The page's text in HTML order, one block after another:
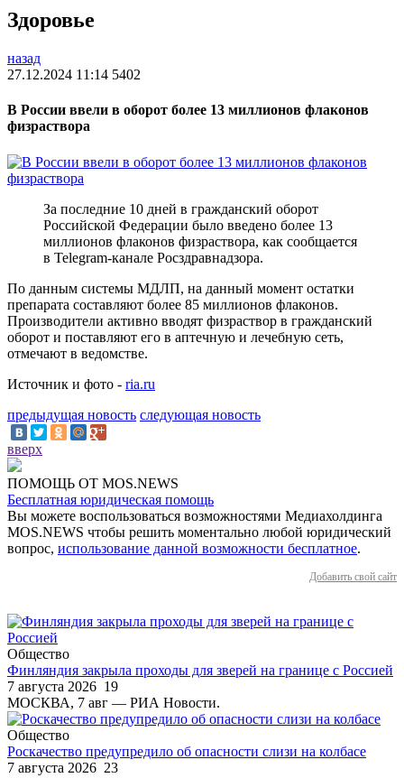
Здоровье
назад
27.12.2024 11:14 5402
В России ввели в оборот более 13 миллионов флаконов
физраствора
За последние 10 дней в гражданский оборот
Российской Федерации было введено более 13
миллионов флаконов физраствора, как сообщается
в Telegram-канале Росздравнадзора.
По данным системы МДЛП, на данный момент остатки
препарата составляют более 85 миллионов флаконов.
Производители активно вводят физраствор в гражданский
оборот и поставляют его в аптечную и лечебную сеть,
отмечают в ведомстве.
Источник и фото - ria.ru
предыдущая новость следующая новость
вверх
ПОМОЩЬ ОТ MOS.NEWS
Бесплатная юридическая помощь
Вы можете воспользоваться возможностями Медиахолдинга
MOS.NEWS чтобы решить моментально любой юридический
вопрос, использование данной возможности бесплатное.
Добавить свой сайт
Общество
Финляндия закрыла проходы для зверей на границе с Россией
7 августа 2026 19
МОСКВА, 7 авг — РИА Новости.
Общество
Роскачество предупредило об опасности слизи на колбасе
7 августа 2026 23